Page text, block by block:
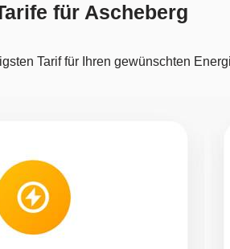
für Ascheberg
Tarif für Ihren gewünschten